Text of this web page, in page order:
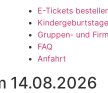
E-Tickets
Kindergeburtstage
Gruppen- und
FAQ
Anfahrt
14.08.2026